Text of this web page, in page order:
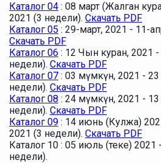
Каталог 04 : 08 март (Жалган
2021 (3 недели). Скачать PDF
Каталог 05 : 29-март, 2021 - 11-
Скачать PDF
Каталог 06 : 12 Чын куран, 2021
недели). Скачать PDF
Каталог 07 : 03 мүмкүн, 2021 -
недели). Скачать PDF
Каталог 08 : 24 мүмкүн, 2021 -
недели). Скачать PDF
Каталог 09 : 14 июнь (Кулжа)
2021 (3 недели). Скачать PDF
Каталог 10 : 05 июль (теке)
недели).